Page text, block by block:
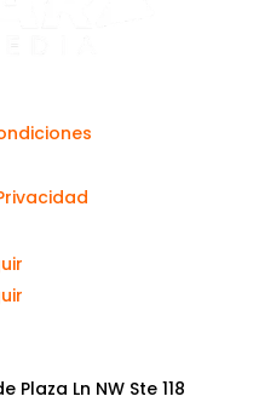
Plaza Ln NW Ste 118